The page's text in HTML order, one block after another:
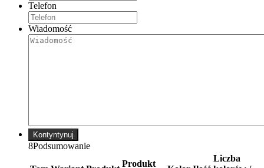
Telefon
Wiadomość
Kontyntynuj
8Podsumowanie
Produkt
Liczba